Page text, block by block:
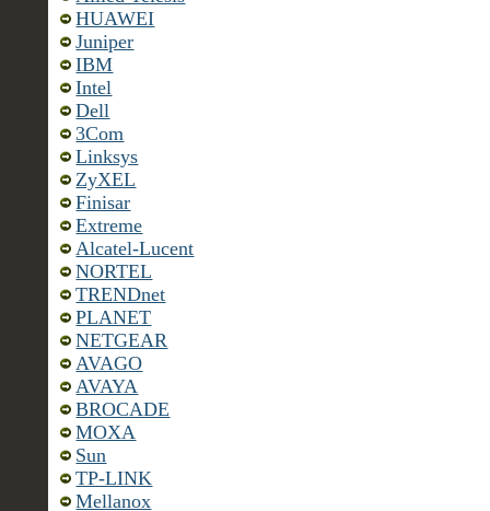
HUAWEI
Juniper
IBM
Intel
Dell
3Com
Linksys
ZyXEL
Finisar
Extreme
Alcatel-Lucent
NORTEL
TRENDnet
PLANET
NETGEAR
AVAGO
AVAYA
BROCADE
MOXA
Sun
TP-LINK
Mellanox